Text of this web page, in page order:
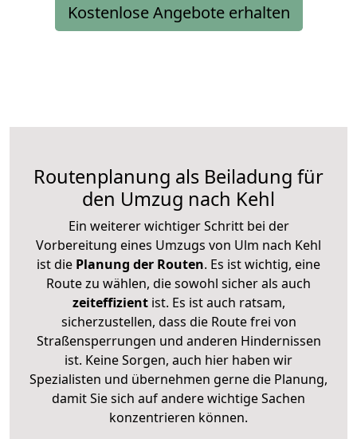
Kostenlose Angebote erhalten
Routenplanung als Beiladung für
den Umzug nach Kehl
Ein weiterer wichtiger Schritt bei der
Vorbereitung eines Umzugs von Ulm nach Kehl
ist die Planung der Routen. Es ist wichtig, eine
Route zu wählen, die sowohl sicher als auch
zeiteffizientist. Es ist auch ratsam,
sicherzustellen, dass die Route frei von
Straßensperrungen und anderen Hindernissen
ist. Keine Sorgen, auch hier haben wir
Spezialisten und übernehmen gerne die Planung,
damit Sie sich auf andere wichtige Sachen
konzentrieren können.